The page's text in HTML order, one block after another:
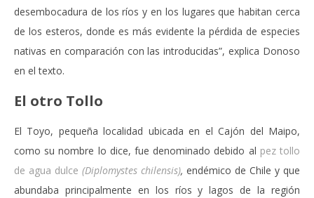
desembocadura de los ríos y en los lugares que habitan cerca
de los esteros, donde es más evidente la pérdida de especies
nativas en comparación con las introducidas”, explica Donoso
en el texto.
El otro Tollo
El Toyo, pequeña localidad ubicada en el Cajón del Maipo,
como su nombre lo dice, fue denominado debido al pez tollo
de agua dulce (Diplomystes chilensis), endémico de Chile y que
abundaba principalmente en los ríos y lagos de la región